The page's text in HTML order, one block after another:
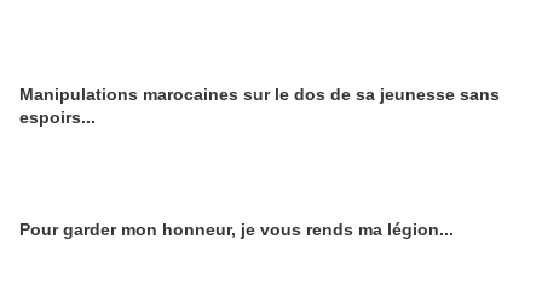
Manipulations marocaines sur le dos de sa jeunesse sans
espoirs...
Pour garder mon honneur, je vous rends ma légion...